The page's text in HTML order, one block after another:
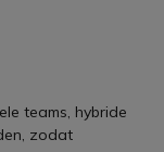
teams, hybride
zodat